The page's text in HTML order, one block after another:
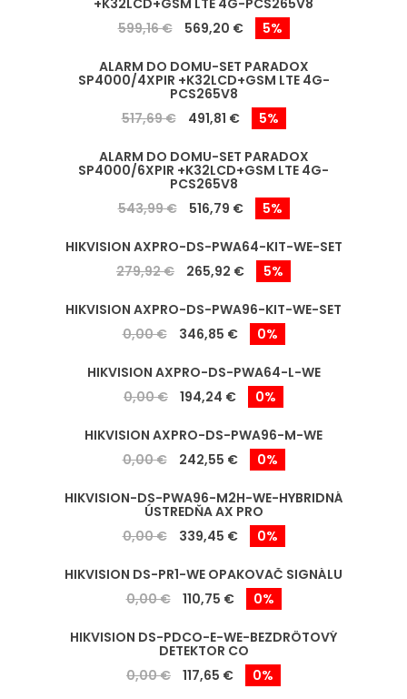
599,16 €
569,20 € 5%
ALARM DO DOMU-SET PARADOX
SP4000/4XPIR +K32LCD+GSM LTE 4G-
PCS265V8
517,69 €
491,81 € 5%
ALARM DO DOMU-SET PARADOX
SP4000/6XPIR +K32LCD+GSM LTE 4G-
PCS265V8
543,99 €
516,79 € 5%
HIKVISION AXPRO-DS-PWA64-KIT-WE-SET
279,92 €
265,92 € 5%
HIKVISION AXPRO-DS-PWA96-KIT-WE-SET
0,00 €
346,85 € 0%
HIKVISION AXPRO-DS-PWA64-L-WE
0,00 €
194,24 € 0%
HIKVISION AXPRO-DS-PWA96-M-WE
0,00 €
242,55 € 0%
HIKVISION-DS-PWA96-M2H-WE-HYBRIDNÁ
ÚSTREDŇA AX PRO
0,00 €
339,45 € 0%
HIKVISION DS-PR1-WE OPAKOVAČ SIGNÁLU
0,00 €
110,75 € 0%
HIKVISION DS-PDCO-E-WE-BEZDRÔTOVÝ
DETEKTOR CO
0,00 €
117,65 € 0%